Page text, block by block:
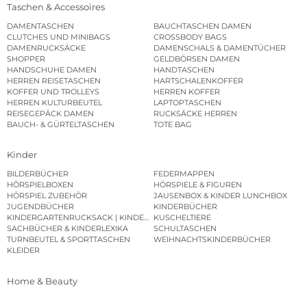
Taschen & Accessoires
DAMENTASCHEN
BAUCHTASCHEN DAMEN
CLUTCHES UND MINIBAGS
CROSSBODY BAGS
DAMENRUCKSÄCKE
DAMENSCHALS & DAMENTÜCHER
SHOPPER
GELDBÖRSEN DAMEN
HANDSCHUHE DAMEN
HANDTASCHEN
HERREN REISETASCHEN
HARTSCHALENKOFFER
KOFFER UND TROLLEYS
HERREN KOFFER
HERREN KULTURBEUTEL
LAPTOPTASCHEN
REISEGEPÄCK DAMEN
RUCKSÄCKE HERREN
BAUCH- & GÜRTELTASCHEN
TOTE BAG
Kinder
BILDERBÜCHER
FEDERMAPPEN
HÖRSPIELBOXEN
HÖRSPIELE & FIGUREN
HÖRSPIEL ZUBEHÖR
JAUSENBOX & KINDER LUNCHBOX
JUGENDBÜCHER
KINDERBÜCHER
KINDERGARTENRUCKSACK | KINDERGARTENBEUTEL
KUSCHELTIERE
SACHBÜCHER & KINDERLEXIKA
SCHULTASCHEN
TURNBEUTEL & SPORTTASCHEN
WEIHNACHTSKINDERBÜCHER
KLEIDER
Home & Beauty